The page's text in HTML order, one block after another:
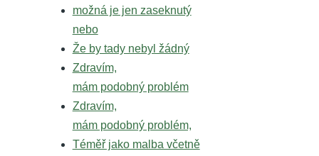
možná je jen zaseknutý
nebo
Že by tady nebyl žádný
Zdravím,
mám podobný problém
Zdravím,
mám podobný problém,
Téměř jako malba včetně